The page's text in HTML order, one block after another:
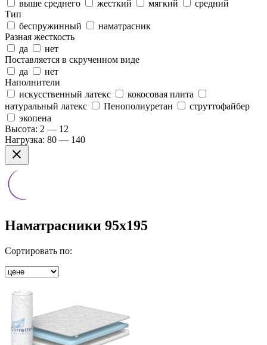
выше среднего жесткий мягкий
средний
Тип
беспружинный
наматрасник
Разная жесткость
да
нет
Поставляется в скрученном виде
да
нет
Наполнители
искусственный латекс
кокосовая плита
натуральный латекс
Пенополиуретан
струттофайбер
экопена
Высота: 2 — 12
Нагрузка: 80 — 140
Наматрасники 95x195
Сортировать по: